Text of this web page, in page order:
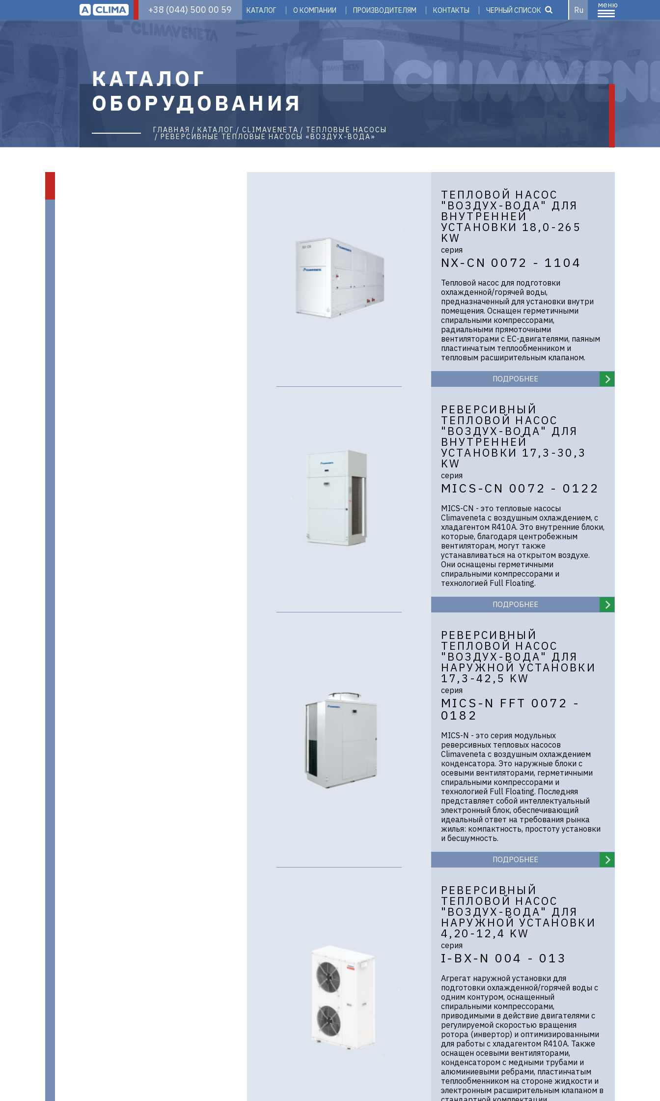
+38 (044) 500 00 59 Ru
меню
|
aclima.com.ua
КАТАЛОГ О КОМПАНИИ ПРОИЗВОДИТЕЛЯМ КОНТАКТЫ ЧЕРНЫЙ СПИСОК
КАТАЛОГ
ОБОРУДОВАНИЯ
ГЛАВНАЯ КАТАЛОГ CLIMAVENETA ТЕПЛОВЫЕ НАСОСЫ
РЕВЕРСИВНЫЕ ТЕПЛОВЫЕ НАСОСЫ «ВОЗДУХ-ВОДА»
ТЕПЛОВОЙ НАСОС
"ВОЗДУХ-ВОДА" ДЛЯ
ВНУТРЕННЕЙ
УСТАНОВКИ 18,0-265
KW
серия
NX-CN 0072 - 1104
Тепловой насос для подготовки
охлажденной/горячей воды,
предназначенный для установки внутри
помещения. Оснащен герметичными
спиральными компрессорами,
радиальными прямоточными
вентиляторами с ЕС-двигателями, паяным
пластинчатым теплообменником и
тепловым расширительным клапаном.
ПОДРОБНЕЕ
РЕВЕРСИВНЫЙ
ТЕПЛОВОЙ НАСОС
"ВОЗДУХ-ВОДА" ДЛЯ
ВНУТРЕННЕЙ
УСТАНОВКИ 17,3-30,3
KW
серия
MICS-CN 0072 - 0122
MICS-CN - это тепловые насосы
Climaveneta с воздушным охлаждением, с
хладагентом R410A. Это внутренние блоки,
которые, благодаря центробежным
вентиляторам, могут также
устанавливаться на открытом воздухе.
Они оснащены герметичными
спиральными компрессорами и
технологией Full Floating.
ПОДРОБНЕЕ
РЕВЕРСИВНЫЙ
ТЕПЛОВОЙ НАСОС
"ВОЗДУХ-ВОДА" ДЛЯ
НАРУЖНОЙ УСТАНОВКИ
17,3-42,5 KW
серия
MICS-N FFT 0072 -
0182
MICS-N - это серия модульных
реверсивных тепловых насосов
Climaveneta с воздушным охлаждением
конденсатора. Это наружные блоки с
осевыми вентиляторами, герметичными
спиральными компрессорами и
технологией Full Floating. Последняя
представляет собой интеллектуальный
электронный блок, обеспечивающий
идеальный ответ на требования рынка
жилья: компактность, простоту установки
и бесшумность.
ПОДРОБНЕЕ
РЕВЕРСИВНЫЙ
ТЕПЛОВОЙ НАСОС
"ВОЗДУХ-ВОДА" ДЛЯ
НАРУЖНОЙ УСТАНОВКИ
4,20-12,4 KW
серия
I-BX-N 004 - 013
Агрегат наружной установки для
подготовки охлажденной/горячей воды с
одним контуром, оснащенный
спиральными компрессорами,
приводимыми в действие двигателями с
регулируемой скоростью вращения
ротора (инвертор) и оптимизированными
для работы с хладагентом R410А. Также
оснащен осевыми вентиляторами,
конденсатором с медными трубами и
алюминиевыми ребрами, пластинчатым
теплообменником на стороне жидкости и
электронным расширительным клапаном в